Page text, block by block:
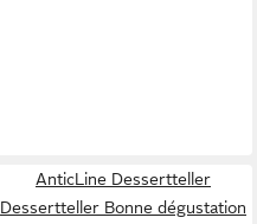
AnticLine Dessertteller
Dessertteller Bonne dégustation